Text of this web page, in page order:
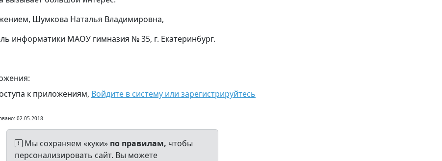
Шумкова Наталья Владимировна,
информатики МАОУ гимназия № 35, г. Екатеринбург.
к приложениям, Войдите в систему или зарегистрируйтесь
02.05.2018
Мы сохраняем «куки» по правилам, чтобы
персонализировать сайт. Вы можете